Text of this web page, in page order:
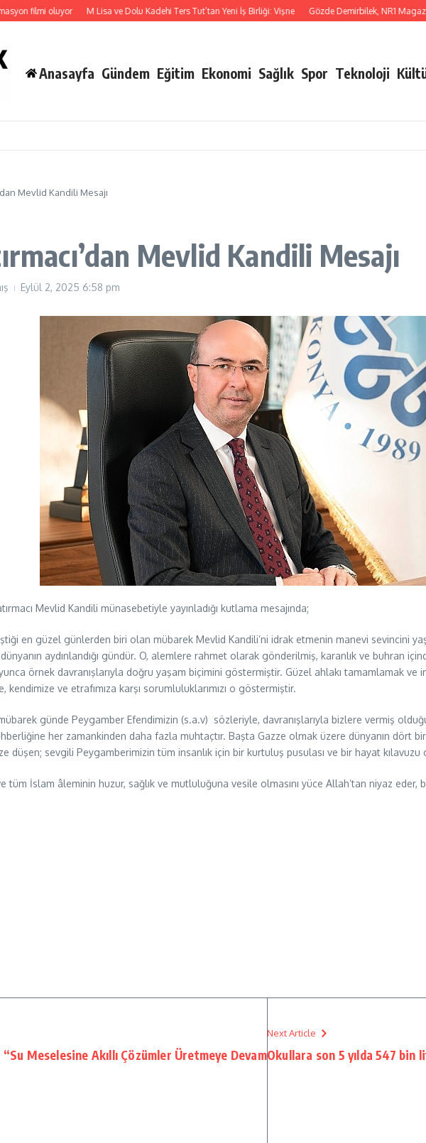
filmi oluyor M Lisa ve Dolu Kadehi Ters Tut’tan Yeni İş Birliği: Vişne Gözde Demirbilek, NR1
Anasayfa Gündem Eğitim Ekonomi Sağlık Spor Teknoloji
Mevlid Kandili Mesajı
Mevlid Kandili Mesajı
Eylül 2, 2025 6:58 pm
Mevlid Kandili münasebetiyle yayınladığı kutlama mesajında;
en güzel günlerden biri olan mübarek Mevlid Kandili’ni idrak etmenin manevi sevincini
aydınlandığı gündür. O, alemlere rahmet olarak gönderilmiş, karanlık ve buhran
örnek davranışlarıyla doğru yaşam biçimini göstermiştir. Güzel ahlakı tamamlamak
ve etrafımıza karşı sorumluluklarımızı o göstermiştir.
günde Peygamber Efendimizin (s.a.v) sözleriyle, davranışlarıyla bizlere vermiş
her zamankinden daha fazla muhtaçtır. Başta Gazze olmak üzere dünyanın dört bir
düşen; sevgili Peygamberimizin tüm insanlık için bir kurtuluş pusulası ve bir hayat kılavuzu
tüm İslam âleminin huzur, sağlık ve mutluluğuna vesile olmasını yüce Allah’tan niyaz
Meselesine Akıllı Çözümler Üretmeye Devam
Next Article
Okullara son 5 yılda 547 bin